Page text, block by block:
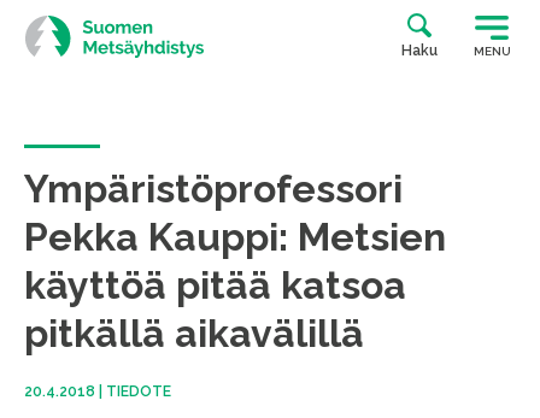
Siirry
suoraan
sisältöön
Haku MENU
Ympäristöprofessori
Pekka Kauppi: Metsien
käyttöä pitää katsoa
pitkällä aikavälillä
20.4.2018 TIEDOTE